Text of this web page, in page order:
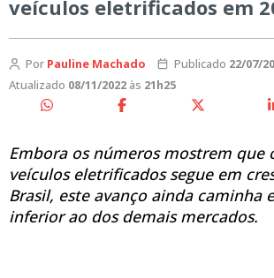
veículos eletrificados em
Por Pauline Machado Publicado 22/07/
Atualizado 08/11/2022 às 21h25
Embora os números mostrem que
veículos eletrificados segue em
Brasil, este avanço ainda caminha
inferior ao dos demais mercados.